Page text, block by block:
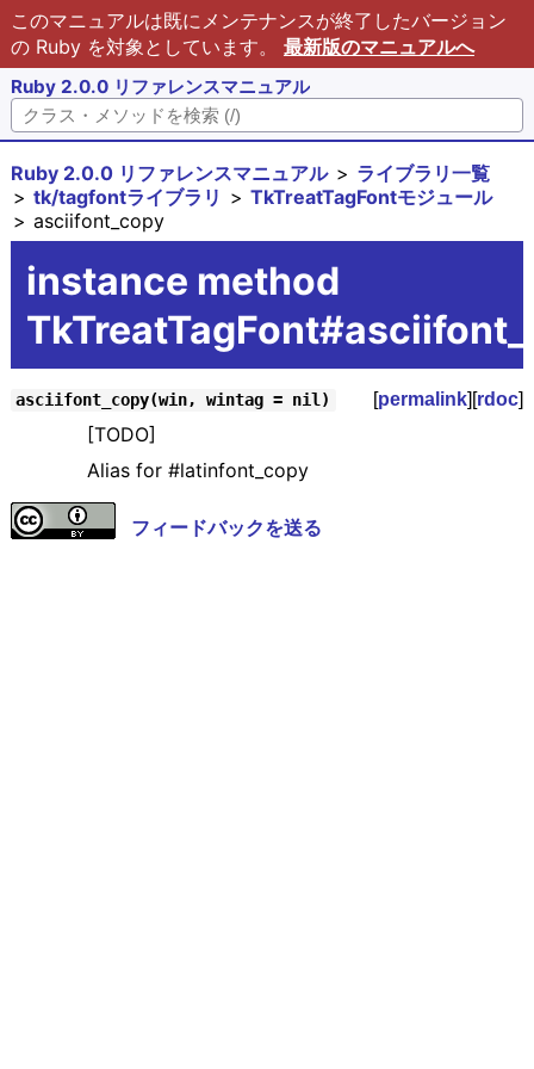
このマニュアルは既にメンテナンスが終了したバージョン
の Ruby を対象としています。 最新版のマニュアルへ
Ruby 2.0.0 リファレンスマニュアル
Ruby 2.0.0 リファレンスマニュアル
ライブラリ一覧
tk/tagfontライブラリ
TkTreatTagFontモジュール
asciifont_copy
instance method
asciifont_copy(win, wintag = nil) [permalink][rdoc]
[TODO]
Alias for #latinfont_copy
フィードバックを送る